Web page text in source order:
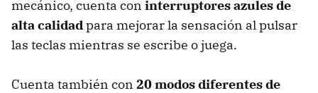
mecánico, cuenta con interruptores azules de
alta calidadpara mejorar la sensación al pulsar
las teclas mientras se escribe o juega.
Cuenta también con 20 modos diferentes de